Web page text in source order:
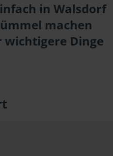
in Walsdorf
machen
wichtigere Dinge